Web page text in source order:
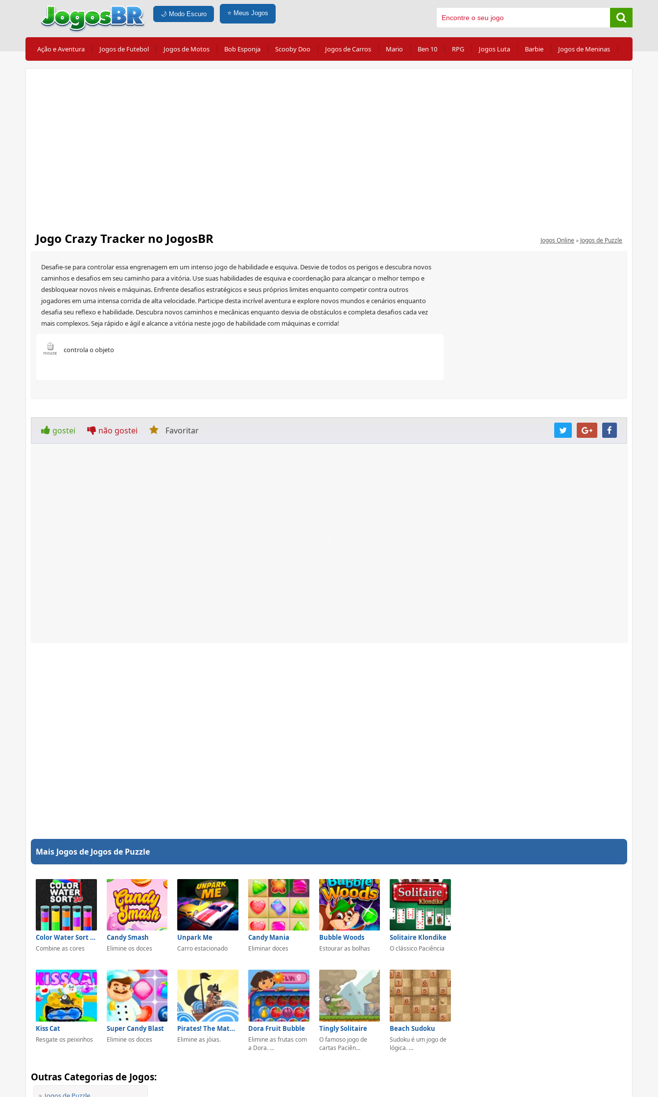
🌙 Modo Escuro ⭐ Meus Jogos
Ação e Aventura Jogos de Futebol Jogos de Motos Bob Esponja Scooby Doo Jogos de Carros Mario Ben 10 RPG Jogos Luta Barbie Jogos de Meninas
Jogo Crazy Tracker no JogosBR Jogos Online» Jogos de Puzzle
Desafie-se para controlar essa engrenagem em um intenso jogo de habilidade e esquiva. Desvie de todos os perigos e descubra novos
caminhos e desafios em seu caminho para a vitória. Use suas habilidades de esquiva e coordenação para alcançar o melhor tempo e
desbloquear novos níveis e máquinas. Enfrente desafios estratégicos e seus próprios limites enquanto competir contra outros
jogadores em uma intensa corrida de alta velocidade. Participe desta incrível aventura e explore novos mundos e cenários enquanto
desafia seu reflexo e habilidade. Descubra novos caminhos e mecânicas enquanto desvia de obstáculos e completa desafios cada vez
mais complexos. Seja rápido e ágil e alcance a vitória neste jogo de habilidade com máquinas e corrida!
controla o objeto
gostei não gostei Favoritar
Mais Jogos de Jogos de Puzzle
Color Water Sort 3D
Combine as cores
Candy Smash
Elimine os doces
Unpark Me
Carro estacionado
Candy Mania
Eliminar doces
Bubble Woods
Estourar as bolhas
Solitaire Klondike
O clássico Paciência
Kiss Cat
Resgate os peixinhos
Super Candy Blast
Elimine os doces
Pirates! The Match-3
Elimine as jóias.
Dora Fruit Bubble
Elimine as frutas com
a Dora. ...
Tingly Solitaire
O famoso jogo de
cartas Paciên...
Beach Sudoku
Sudoku é um jogo de
lógica. ...
Outras Categorias de Jogos: